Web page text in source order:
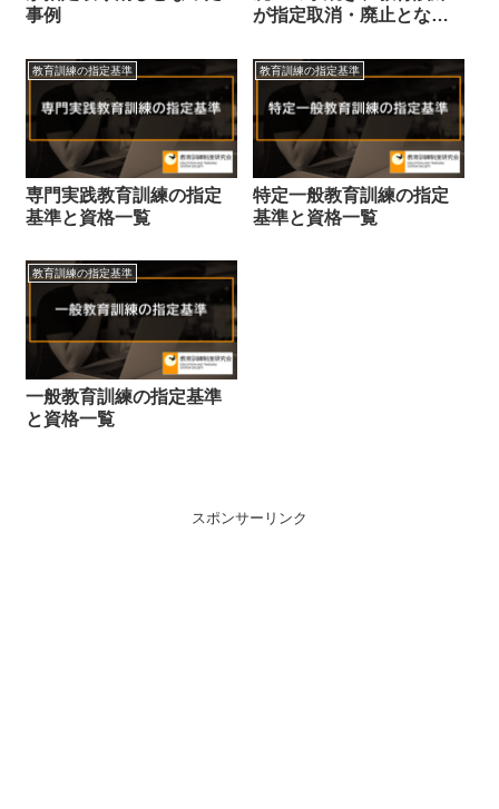
事例
が指定取消・廃止となっ
教育訓練の指定基準
専門実践教育訓練の指定
基準と資格一覧
教育訓練の指定基準
特定一般教育訓練の指定
基準と資格一覧
教育訓練の指定基準
一般教育訓練の指定基準
と資格一覧
スポンサーリンク